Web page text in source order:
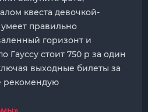
квеста девочкой-
правильно
горизонт и
Гауссу стоит 750 р за один
выходные билеты за
рекомендую